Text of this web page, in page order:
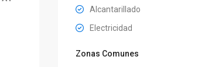
Alcantarillado
Electricidad
Zonas Comunes